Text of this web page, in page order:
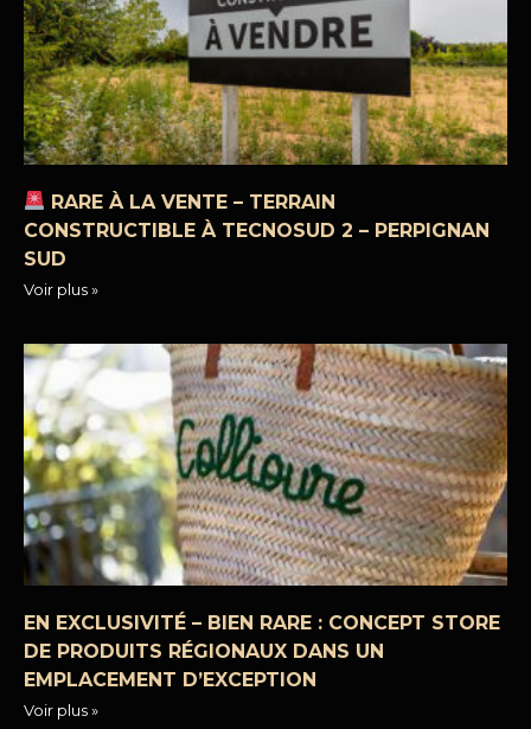
RARE À LA VENTE – TERRAIN
CONSTRUCTIBLE À TECNOSUD 2 – PERPIGNAN
SUD
Voir plus »
EN EXCLUSIVITÉ – BIEN RARE : CONCEPT STORE
DE PRODUITS RÉGIONAUX DANS UN
EMPLACEMENT D’EXCEPTION
Voir plus »